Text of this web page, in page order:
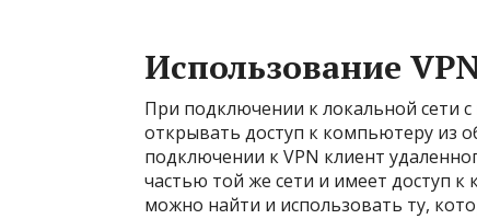
Использование
При подключении к локальной сети
открывать доступ к компьютеру из
подключении к VPN клиент
частью той же сети и имеет доступ
можно найти и использовать ту,